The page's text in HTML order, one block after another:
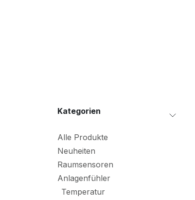
Kateg​orien
Alle Produkte
Neuheiten
Raumsensoren
Anlagenfühler
Temperatur